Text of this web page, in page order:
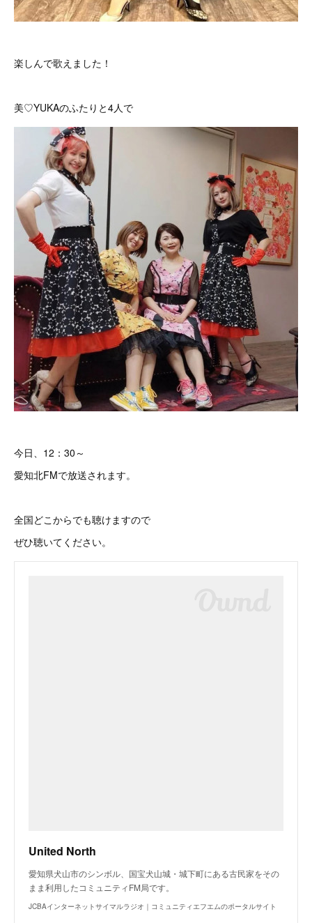
楽しんで歌えました！
美♡YUKAのふたりと4人で
今日、12：30～
愛知北FMで放送されます。
全国どこからでも聴けますので
ぜひ聴いてください。
United North
愛知県犬山市のシンボル、国宝犬山城・城下町にある古民家をその
まま利用したコミュニティFM局です。
JCBAインターネットサイマルラジオ｜コミュニティエフエムのポータルサイト